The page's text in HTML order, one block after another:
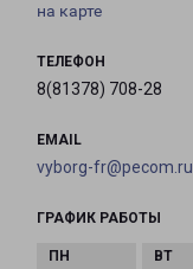
на карте
ТЕЛЕФОН
8(81378) 708-28
EMAIL
vyborg-fr@pecom.ru
ГРАФИК РАБОТЫ